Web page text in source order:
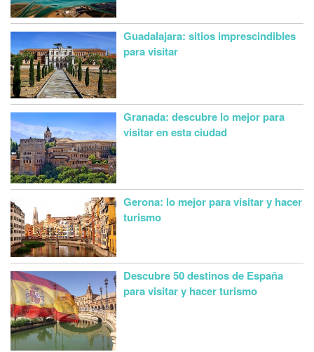
Guadalajara: sitios imprescindibles
para visitar
Granada: descubre lo mejor para
visitar en esta ciudad
Gerona: lo mejor para visitar y hacer
turismo
Descubre 50 destinos de España
para visitar y hacer turismo